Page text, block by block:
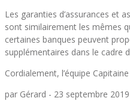
Les garanties d’assurances et
sont similairement les mêmes
certaines banques peuvent
supplémentaires dans le cadre
Cordialement, l’équipe
par Gérard - 23 septembre 2019